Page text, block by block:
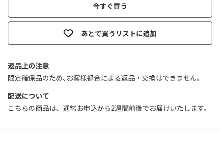
今すぐ買う
あとで買うリストに追加
返品上の注意
限定確保品のため､お客様都合による返品・交換はできません｡
配送について
こちらの商品は、通常お申込から2週間前後でお届けいたします。